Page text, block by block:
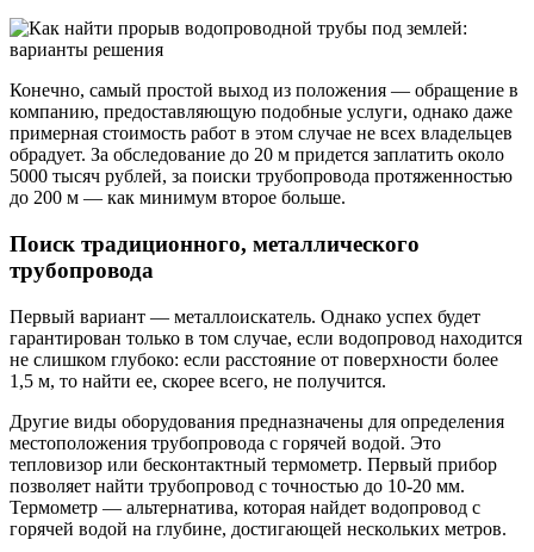
Конечно, самый простой выход из положения — обращение в
компанию, предоставляющую подобные услуги, однако даже
примерная стоимость работ в этом случае не всех владельцев
обрадует. За обследование до 20 м придется заплатить около
5000 тысяч рублей, за поиски трубопровода протяженностью
до 200 м — как минимум второе больше.
Поиск традиционного, металлического
трубопровода
Первый вариант — металлоискатель. Однако успех будет
гарантирован только в том случае, если водопровод находится
не слишком глубоко: если расстояние от поверхности более
1,5 м, то найти ее, скорее всего, не получится.
Другие виды оборудования предназначены для определения
местоположения трубопровода с горячей водой. Это
тепловизор или бесконтактный термометр. Первый прибор
позволяет найти трубопровод с точностью до 10-20 мм.
Термометр — альтернатива, которая найдет водопровод с
горячей водой на глубине, достигающей нескольких метров.